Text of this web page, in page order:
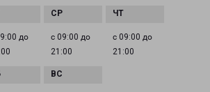
до
с 09:00 до
21:00
с 09:00 до
21:00